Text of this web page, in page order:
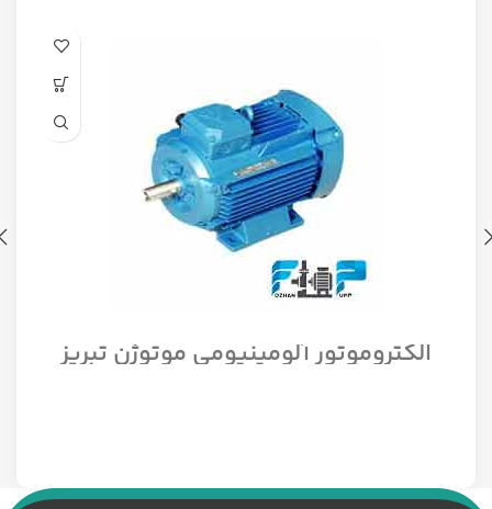
الکتروموتور آلومینیومی موتوژن تبریز
سه فاز مدل 1/12 اسب 1500 دور